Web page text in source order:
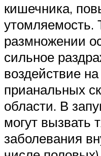
кишечника,
утомляемость.
размножении
сильное
воздействие
прианальных
области. В
могут вызвать
заболевания